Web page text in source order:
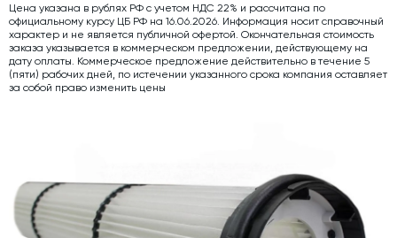
Затворы для силосов и дозаторов
Промышленные фильтры и комплектующие
Авто и Ж/Д весы
Датчики
Промышленные вибраторы
Цена указана в рублях РФ с учетом НДС 22% и рассчитана по
официальному курсу ЦБ РФ на 16.06.2026. Информация носит справочный
характер и не является публичной офертой. Окончательная стоимость
заказа указывается в коммерческом предложении, действующему на
дату оплаты. Коммерческое предложение действительно в течение 5
(пяти) рабочих дней, по истечении указанного срока компания оставляет
за собой право изменить цены